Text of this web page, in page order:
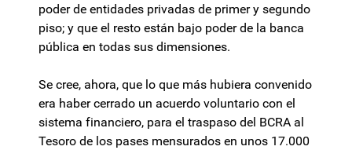
poder de entidades privadas de primer y segundo
piso; y que el resto están bajo poder de la banca
pública en todas sus dimensiones.
Se cree, ahora, que lo que más hubiera convenido
era haber cerrado un acuerdo voluntario con el
sistema financiero, para el traspaso del BCRA al
Tesoro de los pases mensurados en unos 17.000